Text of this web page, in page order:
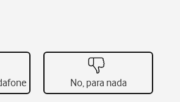
No, para nada